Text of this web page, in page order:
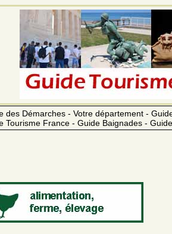
des Démarches - Votre département -
Tourisme France - Guide Baignades -